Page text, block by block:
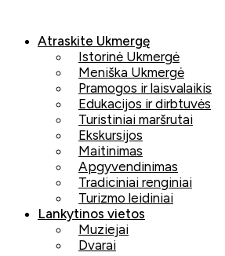
turinio Atraskite Ukmergę
Istorinė Ukmergė
Meniška Ukmergė
Pramogos ir laisvalaikis
Edukacijos ir dirbtuvės
Turistiniai maršrutai
Ekskursijos
Maitinimas
Apgyvendinimas
Tradiciniai renginiai
Turizmo leidiniai
Lankytinos vietos
Muziejai
Dvarai